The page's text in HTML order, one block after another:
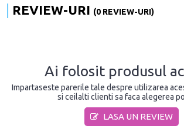
REVIEW-URI (0 REVIEW-URI)
Ai folosit produsul
Impartaseste parerile tale despre utilizarea
si ceilalti clienti sa faca alegerea
LASA UN REVIEW